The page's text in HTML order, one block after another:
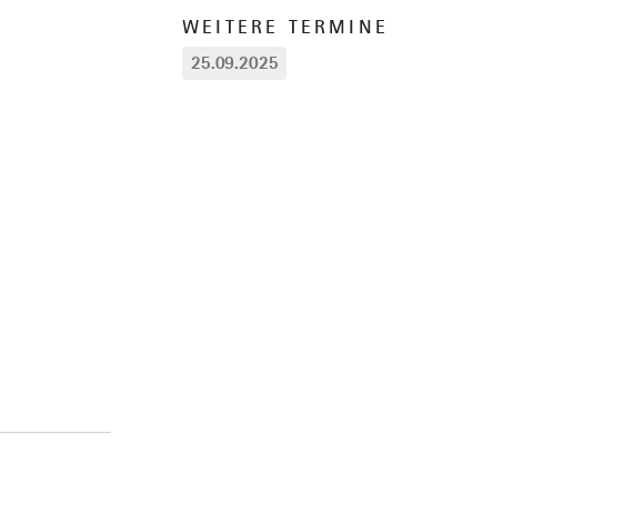
WEITERE TERMINE
25.09.2025